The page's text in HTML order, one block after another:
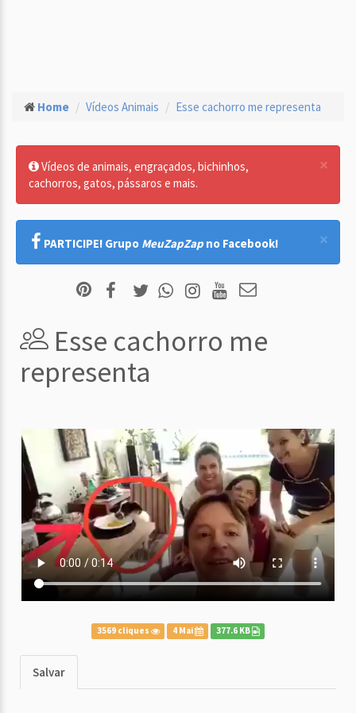
Home Vídeos Animais Esse cachorro me representa
×
Vídeos de animais, engraçados, bichinhos,
cachorros, gatos, pássaros e mais.
×
PARTICIPE! Grupo MeuZapZap no Facebook!
Esse cachorro me
representa
3569 cliques 4 Mai 377.6 KB
Salvar